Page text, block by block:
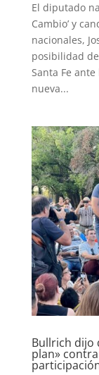
El diputado
Cambio’ y
nacionales,
posibilidad
Santa Fe
nueva...
Bullrich dijo
plan» contra